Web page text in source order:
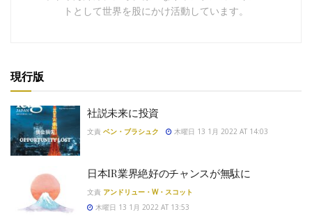
トとして世界を股にかけ活動しています。
現行版
社説未来に投資
文責 ベン・ブラシュク 木曜日 13 1月 2022 AT 14:03
日本IR業界絶好のチャンスが無駄に
文責 アンドリュー・W・スコット
木曜日 13 1月 2022 AT 13:53